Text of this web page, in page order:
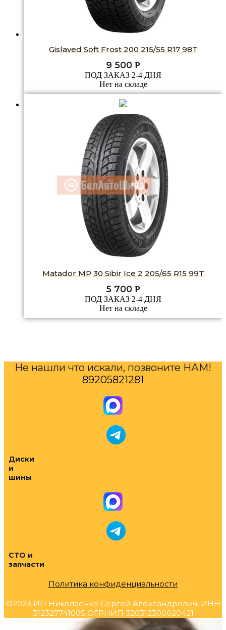
Gislaved Soft Frost 200 215/55 R17 98T
9 500 Р
ПОД ЗАКАЗ 2-4 ДНЯ
Нет на складе
Matador MP 30 Sibir Ice 2 205/65 R15 99T
5 700 Р
ПОД ЗАКАЗ 2-4 ДНЯ
Нет на складе
Не нашли что искали, позвоните НАМ!
89205821281
Диски
и
шины
СТО и
запчасти
Политика конфиденциальности
©2023 ИП Николаенко Сергей Александрович, ИНН
312327741005 ОГРНИП 320312300020421